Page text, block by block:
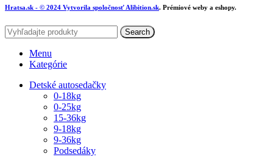
Hratsa.sk - © 2024 Vytvorila spoločnosť Alibition.sk. Prémiové weby a eshopy.
Search
Menu
Kategórie
Detské autosedačky
0-18kg
0-25kg
15-36kg
9-18kg
9-36kg
Podsedáky